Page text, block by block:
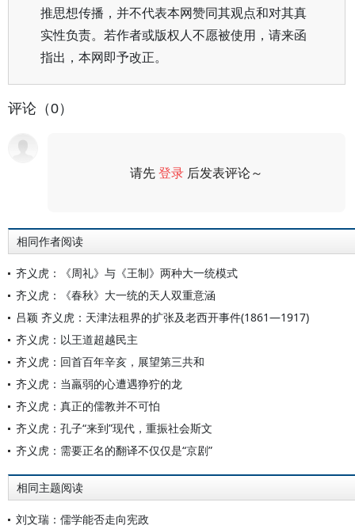
推思想传播，并不代表本网赞同其观点和对其真
实性负责。若作者或版权人不愿被使用，请来函
指出，本网即予改正。
评论（0）
请先登录 后发表评论～
相同作者阅读
齐义虎：《周礼》与《王制》两种大一统模式
齐义虎：《春秋》大一统的天人双重意涵
吕颖 齐义虎：天津法租界的扩张及老西开事件(1861—1917)
齐义虎：以王道超越民主
齐义虎：回首百年辛亥，展望第三共和
齐义虎：当羸弱的心遭遇狰狞的龙
齐义虎：真正的儒教并不可怕
齐义虎：孔子“来到”现代，重振社会斯文
齐义虎：需要正名的翻译不仅仅是“京剧”
相同主题阅读
刘文瑞：儒学能否走向宪政